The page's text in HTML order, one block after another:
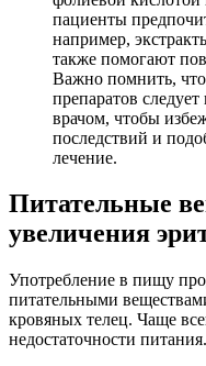
пациенты
например,
также помогают
Важно помнить,
препаратов следует
врачом, чтобы
последствий и
лечение.
Питательные
увеличения
Употребление в пищу
питательными
кровяных телец. Чаще
недостаточности питания.